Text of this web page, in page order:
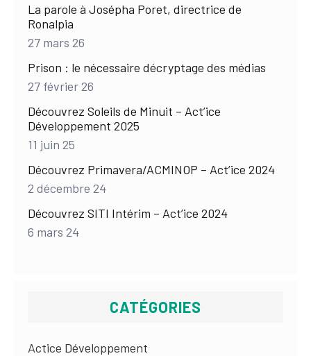
La parole à Josépha Poret, directrice de
Ronalpia
27 mars 26
Prison : le nécessaire décryptage des médias
27 février 26
Découvrez Soleils de Minuit – Act’ice
Développement 2025
11 juin 25
Découvrez Primavera/ACMINOP – Act’ice 2024
2 décembre 24
Découvrez SITI Intérim – Act’ice 2024
6 mars 24
CATÉGORIES
Actice Développement